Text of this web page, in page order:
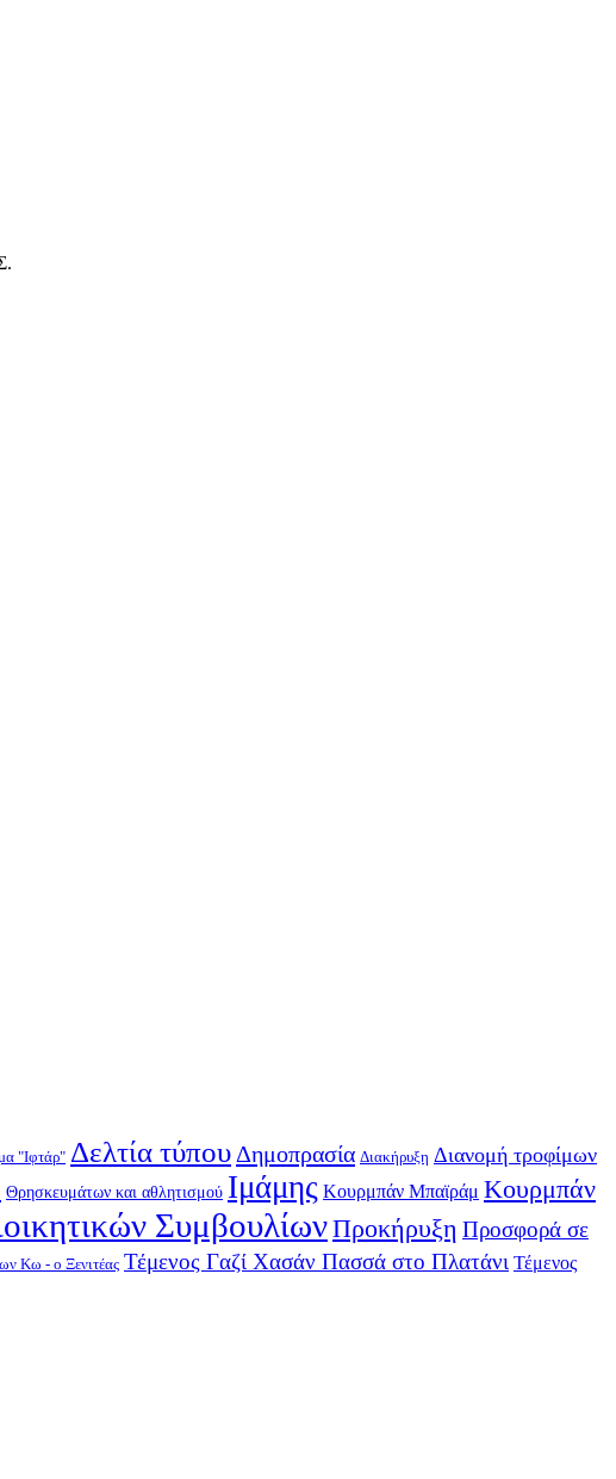
"Ιφτάρ" Δελτία τύπου Δημοπρασία Διακήρυξη Διανομή τροφίμων
Θρησκευμάτων και αθλητισμού Ιμάμης Κουρμπάν Μπαϊράμ Κουρμπάν
ΣυμβουλίωνΠροκήρυξη Προσφορά σε
Κω - ο Ξενιτέας Τέμενος Γαζί Χασάν Πασσά στο Πλατάνι Τέμενος